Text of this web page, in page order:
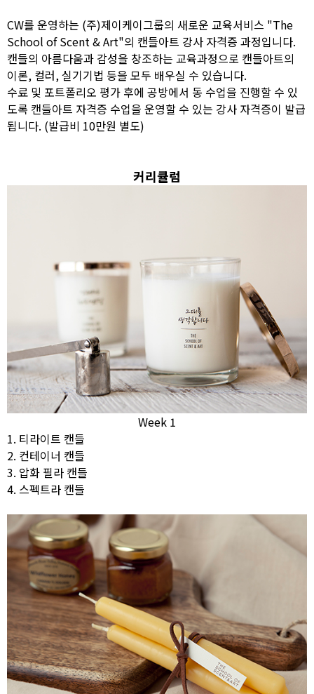
CW를 운영하는 (주)제이케이그룹의 새로운 교육서비스 "The
School of Scent & Art"의 캔들아트 강사 자격증 과정입니다.
캔들의 아름다움과 감성을 창조하는 교육과정으로 캔들아트의
이론, 컬러, 실기기법 등을 모두 배우실 수 있습니다.
수료 및 포트폴리오 평가 후에 공방에서 동 수업을 진행할 수 있
도록 캔들아트 자격증 수업을 운영할 수 있는 강사 자격증이 발급
됩니다. (발급비 10만원 별도)
커리큘럼
Week 1
1. 티라이트 캔들
2. 컨테이너 캔들
3. 압화 필라 캔들
4. 스펙트라 캔들